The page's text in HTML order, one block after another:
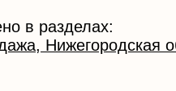
в разделах:
Нижегородская